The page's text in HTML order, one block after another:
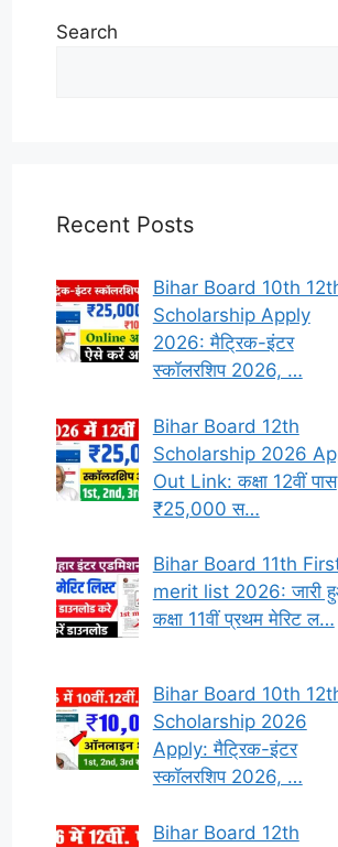
Search
Recent Posts
Bihar Board 10th
Scholarship Apply
2026: मैट्रिक-इंटर
स्कॉलरशिप 2026, …
Bihar Board 12th
Scholarship 2026
Out Link: कक्षा 12वीं पास
₹25,000 स…
Bihar Board 11th
merit list 2026: जारी
कक्षा 11वीं प्रथम मेरिट ल…
Bihar Board 10th
Scholarship 2026
Apply: मैट्रिक-इंटर
स्कॉलरशिप 2026, …
Bihar Board 12th